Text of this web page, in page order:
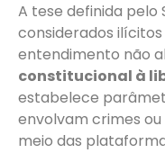
A tese definida pelo
considerados
entendimento não
constitucional à
estabelece
envolvam crimes
meio das